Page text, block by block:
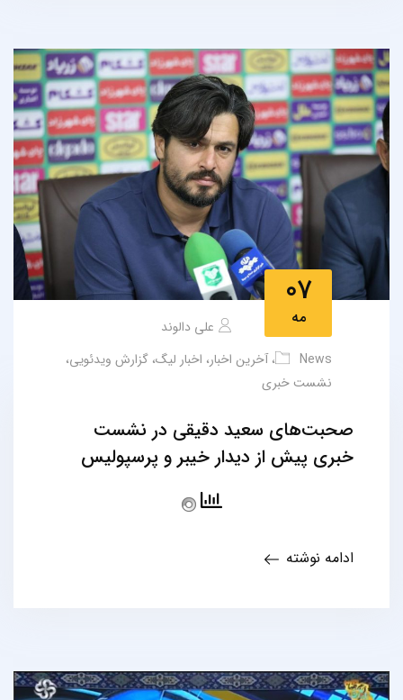
07
مه
علی دالوند
News
،آخرین اخبار، اخبار لیگ، گزارش ویدئویی،
نشست خبری
صحبت‌های سعید دقیقی در نشست
خبری پیش از دیدار خیبر و پرسپولیس
ادامه نوشته